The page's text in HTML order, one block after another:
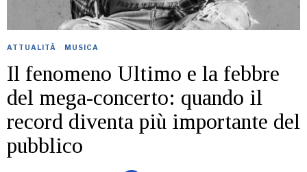
ATTUALITÀ · MUSICA
Il fenomeno Ultimo e la febbre
del mega-concerto: quando il
record diventa più importante del
pubblico